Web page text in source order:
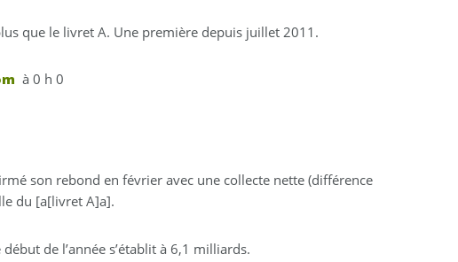
que le livret A. Une première depuis juillet 2011.
à 0 h 0
son rebond en février avec une collecte nette (différence
du [a[livret A]a].
de l’année s’établit à 6,1 milliards.